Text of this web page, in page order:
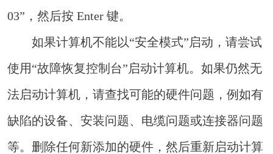
03”，然后按 Enter 键。
如果计算机不能以“安全模式”启动，请尝试
使用“故障恢复控制台”启动计算机。如果仍然无
法启动计算机，请查找可能的硬件问题，例如有
缺陷的设备、安装问题、电缆问题或连接器问题
等。删除任何新添加的硬件，然后重新启动计算